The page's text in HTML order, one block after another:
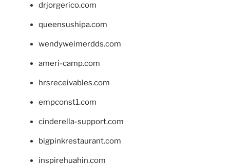
drjorgerico.com
queensushipa.com
wendyweimerdds.com
ameri-camp.com
hrsreceivables.com
empconst1.com
cinderella-support.com
bigpinkrestaurant.com
inspirehuahin.com